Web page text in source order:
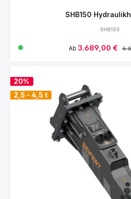
SHB150
SHB150
Verkaufspreis:
Ab 3.689,00 €
20%
2,5 - 4,5 t